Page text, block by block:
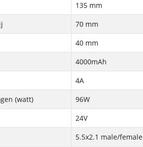
135 mm
70 mm
40 mm
4000mAh
4A
(watt)
96W
24V
5.5x2.1 male/female